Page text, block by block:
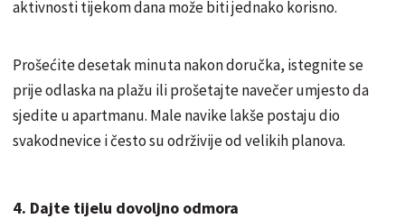
aktivnosti tijekom dana može biti jednako korisno.
Prošećite desetak minuta nakon doručka, istegnite se
prije odlaska na plažu ili prošetajte navečer umjesto da
sjedite u apartmanu. Male navike lakše postaju dio
svakodnevice i često su održivije od velikih planova.
4. Dajte tijelu dovoljno odmora